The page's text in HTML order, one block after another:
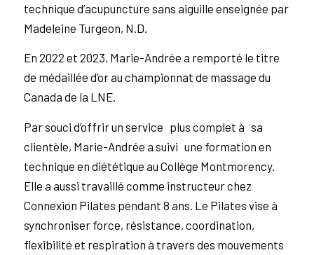
technique d’acupuncture sans aiguille enseignée par
Madeleine Turgeon, N.D.
En 2022 et 2023, Marie-Andrée a remporté le titre
de médaillée d’or au championnat de massage du
Canada de la LNE.
Par souci d’offrir un service plus complet à sa
clientèle, Marie-Andrée a suivi une formation en
technique en diététique au Collège Montmorency.
Elle a aussi travaillé comme instructeur chez
Connexion Pilates pendant 8 ans. Le Pilates vise à
synchroniser force, résistance, coordination,
flexibilité et respiration à travers des mouvements